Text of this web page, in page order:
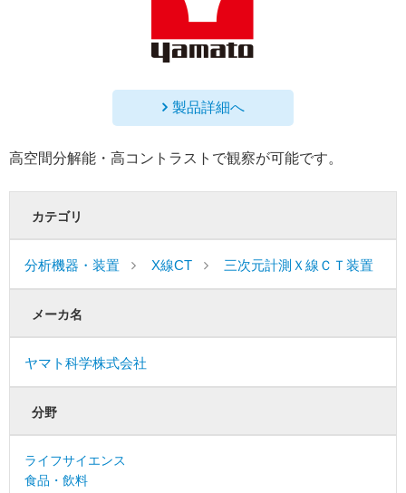
製品詳細へ
高空間分解能・高コントラストで観察が可能です。
カテゴリ
分析機器・装置 X線CT 三次元計測Ｘ線ＣＴ装置
メーカ名
ヤマト科学株式会社
分野
ライフサイエンス
食品・飲料